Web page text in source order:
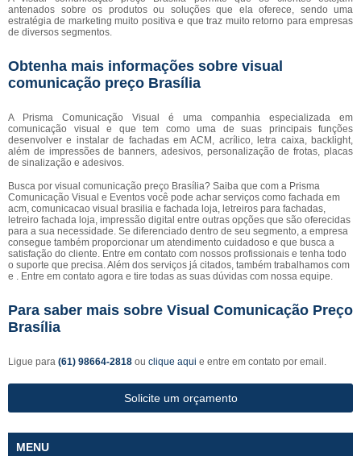
antenados sobre os produtos ou soluções que ela oferece, sendo uma
estratégia de marketing muito positiva e que traz muito retorno para empresas
de diversos segmentos.
Obtenha mais informações sobre visual
comunicação preço Brasília
A Prisma Comunicação Visual é uma companhia especializada em
comunicação visual e que tem como uma de suas principais funções
desenvolver e instalar de fachadas em ACM, acrílico, letra caixa, backlight,
além de impressões de banners, adesivos, personalização de frotas, placas
de sinalização e adesivos.
Busca por visual comunicação preço Brasília? Saiba que com a Prisma
Comunicação Visual e Eventos você pode achar serviços como fachada em
acm, comunicacao visual brasilia e fachada loja, letreiros para fachadas,
letreiro fachada loja, impressão digital entre outras opções que são oferecidas
para a sua necessidade. Se diferenciado dentro de seu segmento, a empresa
consegue também proporcionar um atendimento cuidadoso e que busca a
satisfação do cliente. Entre em contato com nossos profissionais e tenha todo
o suporte que precisa. Além dos serviços já citados, também trabalhamos com
e . Entre em contato agora e tire todas as suas dúvidas com nossa equipe.
Para saber mais sobre Visual Comunicação Preço
Brasília
Ligue para (61) 98664-2818 ou clique aqui e entre em contato por email.
Solicite um orçamento
MENU